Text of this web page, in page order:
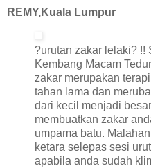
REMY,Kuala Lumpur
?urutan zakar lelaki? !!
Kembang Macam
zakar merupakan
tahan lama dan
dari kecil menjadi
membuatkan zakar
umpama batu.
ketara selepas sesi
apabila anda sudah